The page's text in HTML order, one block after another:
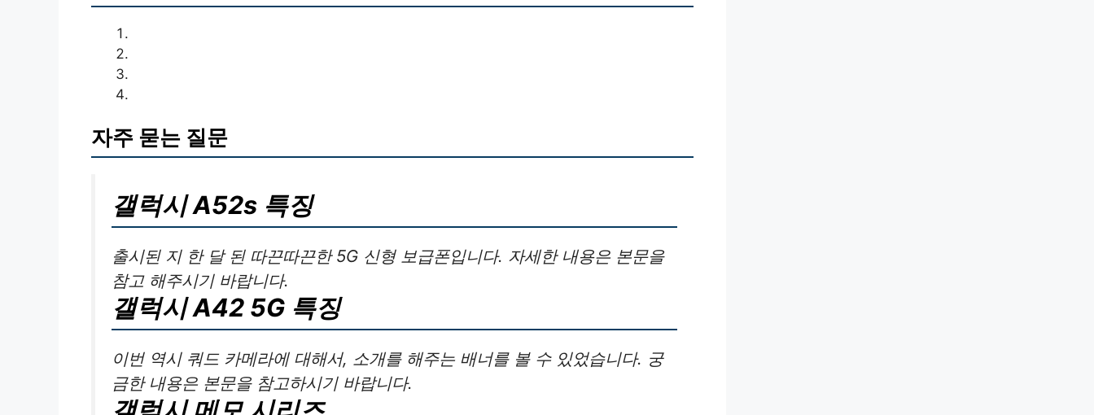
자주 묻는 질문
갤럭시 A52s 특징
출시된 지 한 달 된 따끈따끈한 5G 신형 보급폰입니다. 자세한 내용은 본문을
참고 해주시기 바랍니다.
갤럭시 A42 5G 특징
이번 역시 쿼드 카메라에 대해서, 소개를 해주는 배너를 볼 수 있었습니다. 궁
금한 내용은 본문을 참고하시기 바랍니다.